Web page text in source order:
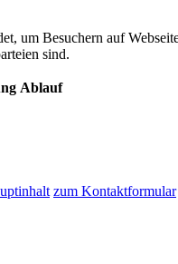
um Besuchern auf
sind.
Ablauf
zum Kontaktformular